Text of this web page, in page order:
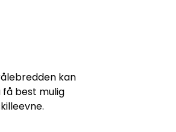
kan
få best mulig